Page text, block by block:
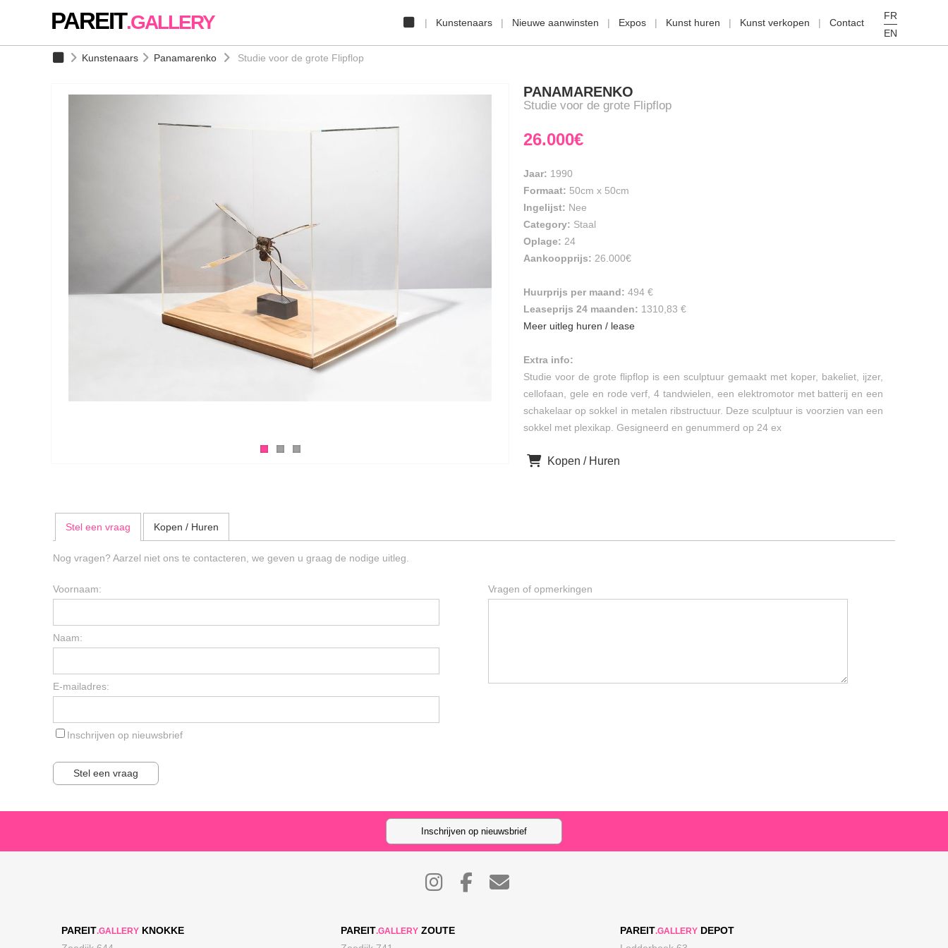
FR
EN
Kunstenaars Nieuwe aanwinsten Expos Kunst huren Kunst verkopen Contact
PAREIT.GALLERY
Kunstenaars Panamarenko Studie voor de grote Flipflop
PANAMARENKO
Studie voor de grote Flipflop
26.000€
Jaar: 1990
Formaat: 50cm x 50cm
Ingelijst: Nee
Category: Staal
Oplage: 24
Aankoopprijs: 26.000€
Huurprijs per maand: 494 €
Leaseprijs 24 maanden: 1310,83 €
Meer uitleg huren / lease
Extra info:
Studie voor de grote flipflop is een sculptuur gemaakt met koper, bakeliet, ijzer,
cellofaan, gele en rode verf, 4 tandwielen, een elektromotor met batterij en een
schakelaar op sokkel in metalen ribstructuur. Deze sculptuur is voorzien van een
sokkel met plexikap. Gesigneerd en genummerd op 24 ex
Kopen / Huren
Stel een vraag Kopen / Huren
Nog vragen? Aarzel niet ons te contacteren, we geven u graag de nodige uitleg.
Voornaam:
Naam:
E-mailadres:
Inschrijven op nieuwsbrief
Vragen of opmerkingen
Stel een vraag
Inschrijven op nieuwsbrief
PAREIT.GALLERY KNOKKE
PAREIT.GALLERY ZOUTE
PAREIT.GALLERY DEPOT